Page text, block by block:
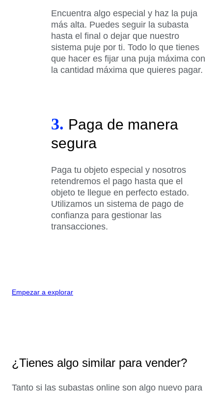
Encuentra algo especial y haz la puja
más alta. Puedes seguir la subasta
hasta el final o dejar que nuestro
sistema puje por ti. Todo lo que tienes
que hacer es fijar una puja máxima con
la cantidad máxima que quieres pagar.
3. Paga de manera
segura
Paga tu objeto especial y nosotros
retendremos el pago hasta que el
objeto te llegue en perfecto estado.
Utilizamos un sistema de pago de
confianza para gestionar las
transacciones.
Empezar a explorar
¿Tienes algo similar para vender?
Tanto si las subastas online son algo nuevo para